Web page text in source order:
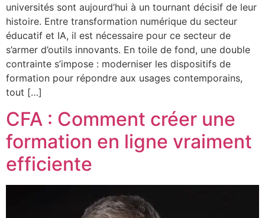
universités sont aujourd’hui à un tournant décisif de leur
histoire. Entre transformation numérique du secteur
éducatif et IA, il est nécessaire pour ce secteur de
s’armer d’outils innovants. En toile de fond, une double
contrainte s’impose : moderniser les dispositifs de
formation pour répondre aux usages contemporains,
tout […]
CFA : Comment créer une
formation en ligne vraiment
efficiente